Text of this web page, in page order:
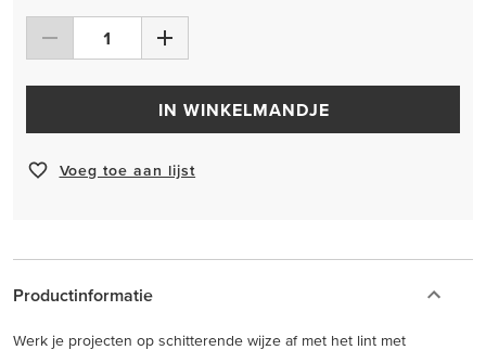
IN WINKELMANDJE
Voeg toe aan lijst
Productinformatie
Werk je projecten op schitterende wijze af met het lint met